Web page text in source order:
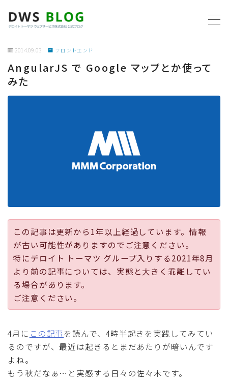
ホーム
AWS
公式ページ
2014.09.03 フロントエンド
AngularJS で Google マップとか使って
みた
この記事は更新から1年以上経過しています。情報
が古い可能性がありますのでご注意ください。
特にデロイト トーマツ グループ入りする2021年8月
より前の記事については、実態と大きく乖離してい
る場合があります。
ご注意ください。
4月に この記事を読んで、4時半起きを実践してみてい
るのですが、最近は起きるとまだあたりが暗いんです
よね。
もう秋だなぁ…と実感する日々の佐々木です。